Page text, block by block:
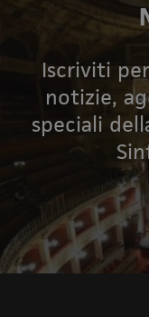
Iscriviti
notizie,
speciali